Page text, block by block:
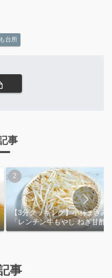
台所
事
【3分クッキング】小林まさみ
「レンチン牛もやし ねぎ甘酢
れ」作り方
事